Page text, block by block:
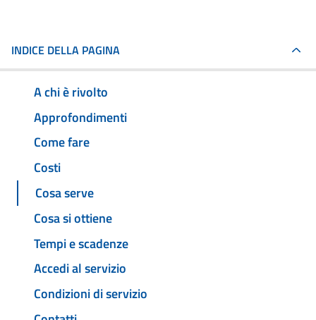
INDICE DELLA PAGINA
A chi è rivolto
Approfondimenti
Come fare
Costi
Cosa serve
Cosa si ottiene
Tempi e scadenze
Accedi al servizio
Condizioni di servizio